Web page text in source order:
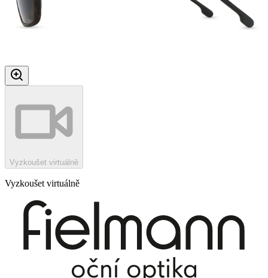
Vyzkoušet virtuálně
Vyzkoušet virtuálně